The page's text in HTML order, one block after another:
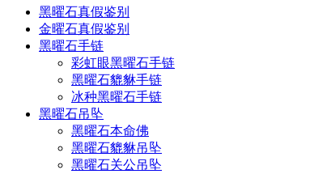
黑曜石真假鉴别
金曜石真假鉴别
黑曜石手链
彩虹眼黑曜石手链
黑曜石貔貅手链
冰种黑曜石手链
黑曜石吊坠
黑曜石本命佛
黑曜石貔貅吊坠
黑曜石关公吊坠